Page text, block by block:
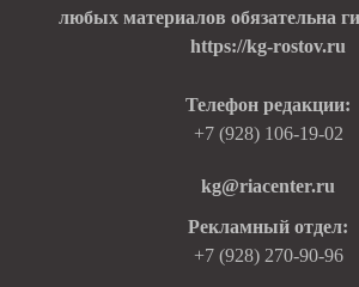
любых материалов обязательна
https://kg-rostov.ru
Телефон редакции:
+7 (928) 106-19-02
kg@riacenter.ru
Рекламный отдел:
+7 (928) 270-90-96